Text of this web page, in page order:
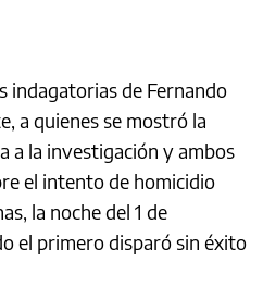
indagatorias de Fernando
a quienes se mostró la
a la investigación y ambos
el intento de homicidio
la noche del 1 de
el primero disparó sin éxito